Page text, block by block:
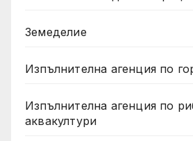
Земеделие
Изпълнителна агенция по
Изпълнителна агенция по
аквакултури